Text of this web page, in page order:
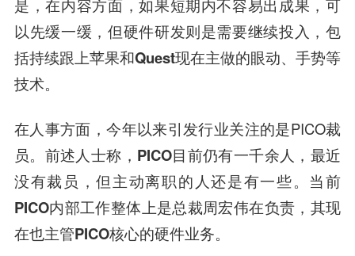
是，在内容方面，如果短期内不容易出成果，可
以先缓一缓，但硬件研发则是需要继续投入，包
括持续跟上苹果和Quest现在主做的眼动、手势等
技术。
在人事方面，今年以来引发行业关注的是PICO裁
员。前述人士称， PICO目前仍有一千余人，最近
没有裁员，但主动离职的人还是有一些。当前
PICO内部工作整体上是总裁周宏伟在负责，其现
在也主管PICO核心的硬件业务。